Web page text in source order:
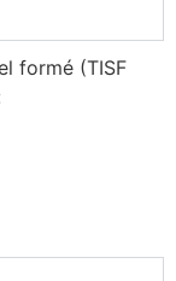
formé (TISF